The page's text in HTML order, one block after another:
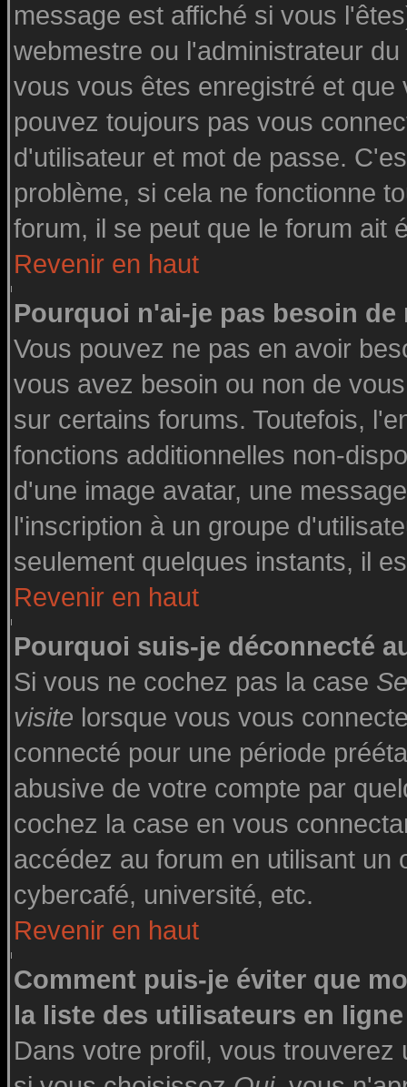
message est affiché si vous
webmestre ou l'administrateur
vous vous êtes enregistré et
pouvez toujours pas vous
d'utilisateur et mot de passe.
problème, si cela ne fonctionne
forum, il se peut que le forum ait
Revenir en haut
Pourquoi n'ai-je pas besoin
Vous pouvez ne pas en avoir
vous avez besoin ou non de
sur certains forums. Toutefois,
fonctions additionnelles non-
d'une image avatar, une
l'inscription à un groupe
seulement quelques instants, il
Revenir en haut
Pourquoi suis-je déconnecté
Si vous ne cochez pas la case
visite lorsque vous vous
connecté pour une période
abusive de votre compte par
cochez la case en vous
accédez au forum en utilisant un
cybercafé, université, etc.
Revenir en haut
Comment puis-je éviter que
la liste des utilisateurs en
Dans votre profil, vous trouverez